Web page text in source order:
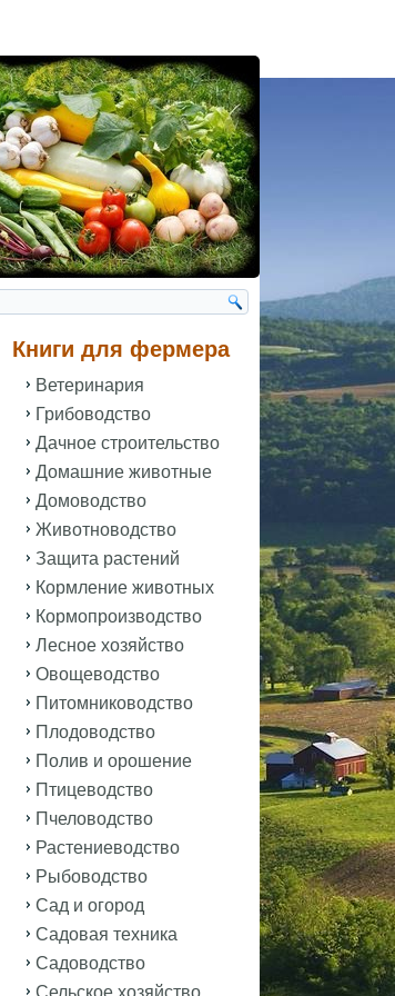
Книги для фермера
Ветеринария
Грибоводство
Дачное строительство
Домашние животные
Домоводство
Животноводство
Защита растений
Кормление животных
Кормопроизводство
Лесное хозяйство
Овощеводство
Питомниководство
Плодоводство
Полив и орошение
Птицеводство
Пчеловодство
Растениеводство
Рыбоводство
Сад и огород
Садовая техника
Садоводство
Сельское хозяйство